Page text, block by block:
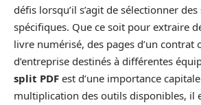
défis lorsqu’il s’agit de sélectionner
spécifiques. Que ce soit pour extraire
livre numérisé, des pages d’un contrat
d’entreprise destinés à différentes
split PDF est d’une importance
multiplication des outils disponibles, il